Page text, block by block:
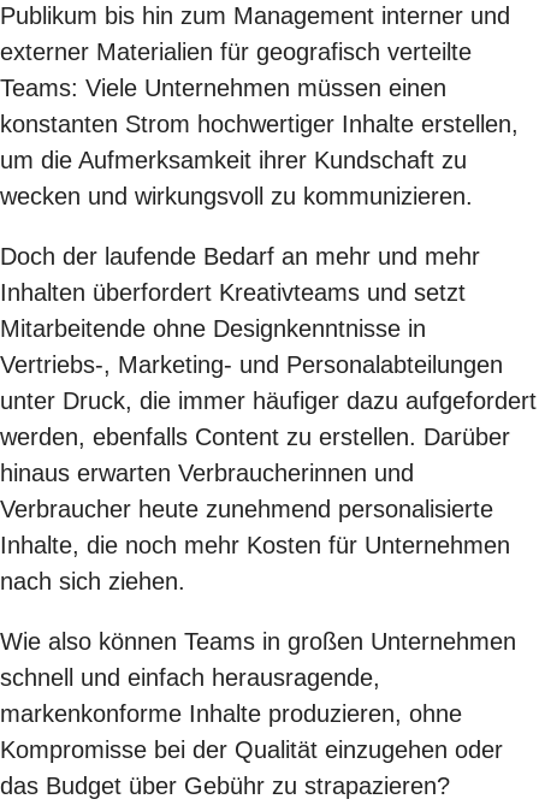
Publikum bis hin zum Management interner und
externer Materialien für geografisch verteilte
Teams: Viele Unternehmen müssen einen
konstanten Strom hochwertiger Inhalte erstellen,
um die Aufmerksamkeit ihrer Kundschaft zu
wecken und wirkungsvoll zu kommunizieren.
Doch der laufende Bedarf an mehr und mehr
Inhalten überfordert Kreativteams und setzt
Mitarbeitende ohne Designkenntnisse in
Vertriebs-, Marketing- und Personalabteilungen
unter Druck, die immer häufiger dazu aufgefordert
werden, ebenfalls Content zu erstellen. Darüber
hinaus erwarten Verbraucherinnen und
Verbraucher heute zunehmend personalisierte
Inhalte, die noch mehr Kosten für Unternehmen
nach sich ziehen.
Wie also können Teams in großen Unternehmen
schnell und einfach herausragende,
markenkonforme Inhalte produzieren, ohne
Kompromisse bei der Qualität einzugehen oder
das Budget über Gebühr zu strapazieren?